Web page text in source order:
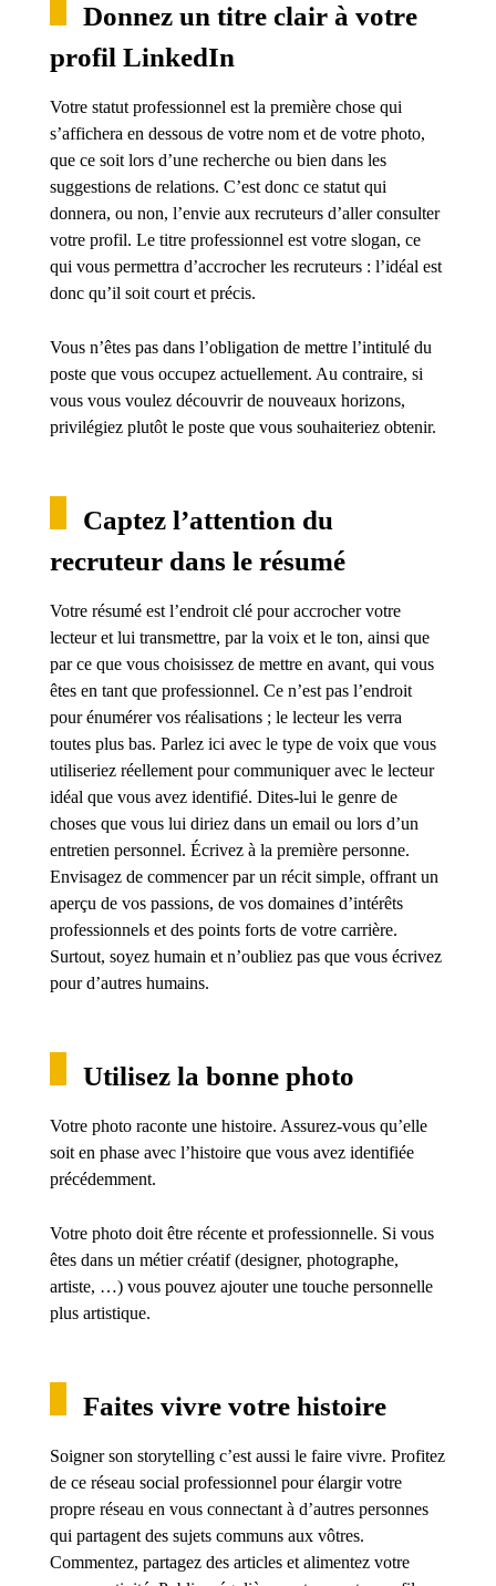
Donnez un titre clair à votre
profil LinkedIn
Votre statut professionnel est la première chose qui
s’affichera en dessous de votre nom et de votre photo,
que ce soit lors d’une recherche ou bien dans les
suggestions de relations. C’est donc ce statut qui
donnera, ou non, l’envie aux recruteurs d’aller consulter
votre profil. Le titre professionnel est votre slogan, ce
qui vous permettra d’accrocher les recruteurs : l’idéal est
donc qu’il soit court et précis.
Vous n’êtes pas dans l’obligation de mettre l’intitulé du
poste que vous occupez actuellement. Au contraire, si
vous vous voulez découvrir de nouveaux horizons,
privilégiez plutôt le poste que vous souhaiteriez obtenir.
Captez l’attention du
recruteur dans le résumé
Votre résumé est l’endroit clé pour accrocher votre
lecteur et lui transmettre, par la voix et le ton, ainsi que
par ce que vous choisissez de mettre en avant, qui vous
êtes en tant que professionnel. Ce n’est pas l’endroit
pour énumérer vos réalisations ; le lecteur les verra
toutes plus bas. Parlez ici avec le type de voix que vous
utiliseriez réellement pour communiquer avec le lecteur
idéal que vous avez identifié. Dites-lui le genre de
choses que vous lui diriez dans un email ou lors d’un
entretien personnel. Écrivez à la première personne.
Envisagez de commencer par un récit simple, offrant un
aperçu de vos passions, de vos domaines d’intérêts
professionnels et des points forts de votre carrière.
Surtout, soyez humain et n’oubliez pas que vous écrivez
pour d’autres humains.
Utilisez la bonne photo
Votre photo raconte une histoire. Assurez-vous qu’elle
soit en phase avec l’histoire que vous avez identifiée
précédemment.
Votre photo doit être récente et professionnelle. Si vous
êtes dans un métier créatif (designer, photographe,
artiste, …) vous pouvez ajouter une touche personnelle
plus artistique.
Faites vivre votre histoire
Soigner son storytelling c’est aussi le faire vivre. Profitez
de ce réseau social professionnel pour élargir votre
propre réseau en vous connectant à d’autres personnes
qui partagent des sujets communs aux vôtres.
Commentez, partagez des articles et alimentez votre